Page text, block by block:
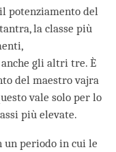
potenziamento del
la classe più
gli altri tre. È
del maestro vajra
vale solo per lo
più elevate.
un periodo in cui le